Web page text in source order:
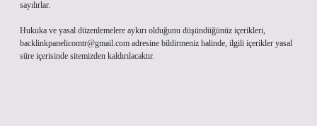
sayılırlar.
Hukuka ve yasal düzenlemelere aykırı olduğunu düşündüğünüz içerikleri,
backlinkpanelicomtr@gmail.com adresine bildirmeniz halinde, ilgili içerikler yasal
süre içerisinde sitemizden kaldırılacaktır.